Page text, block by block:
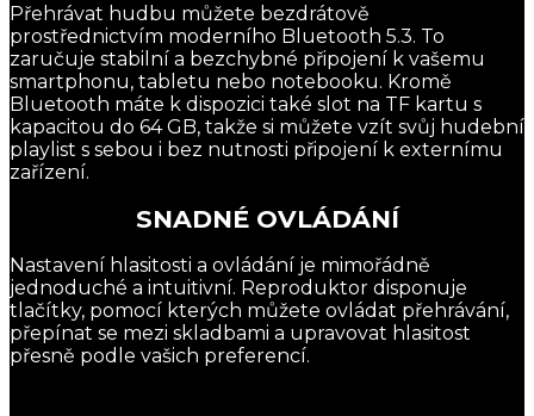
Přehrávat hudbu můžete bezdrátově
prostřednictvím moderního Bluetooth 5.3. To
zaručuje stabilní a bezchybné připojení k vašemu
smartphonu, tabletu nebo notebooku. Kromě
Bluetooth máte k dispozici také slot na TF kartu s
kapacitou do 64 GB, takže si můžete vzít svůj hudební
playlist s sebou i bez nutnosti připojení k externímu
zařízení.
SNADNÉ OVLÁDÁNÍ
Nastavení hlasitosti a ovládání je mimořádně
jednoduché a intuitivní. Reproduktor disponuje
tlačítky, pomocí kterých můžete ovládat přehrávání,
přepínat se mezi skladbami a upravovat hlasitost
přesně podle vašich preferencí.